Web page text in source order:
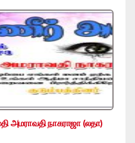
அமராவதி நாகராஜா (லதா)